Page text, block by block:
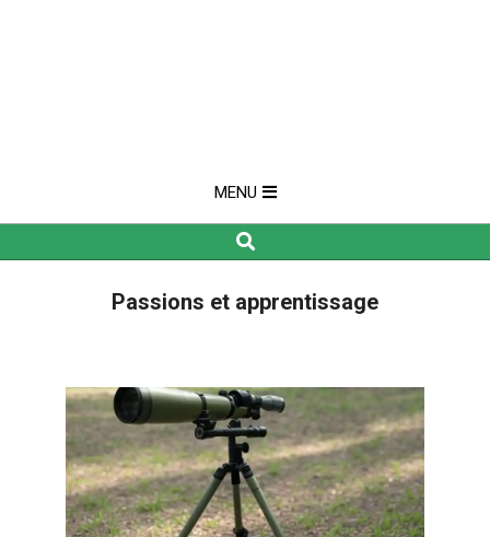
MENU
Search
Passions et apprentissage